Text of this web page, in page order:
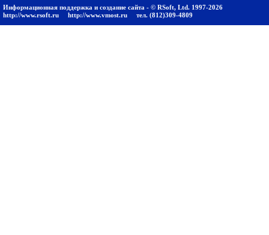
Информационная поддержка и создание сайта - © RSoft, Ltd. 1997-2026
http://www.rsoft.ru
http://www.vmost.ru тел. (812)309-4809